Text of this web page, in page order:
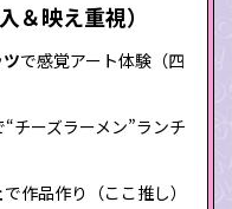
＆映え重視）
で感覚アート体験（四
“チーズラーメン”ランチ
で作品作り（ここ推し）